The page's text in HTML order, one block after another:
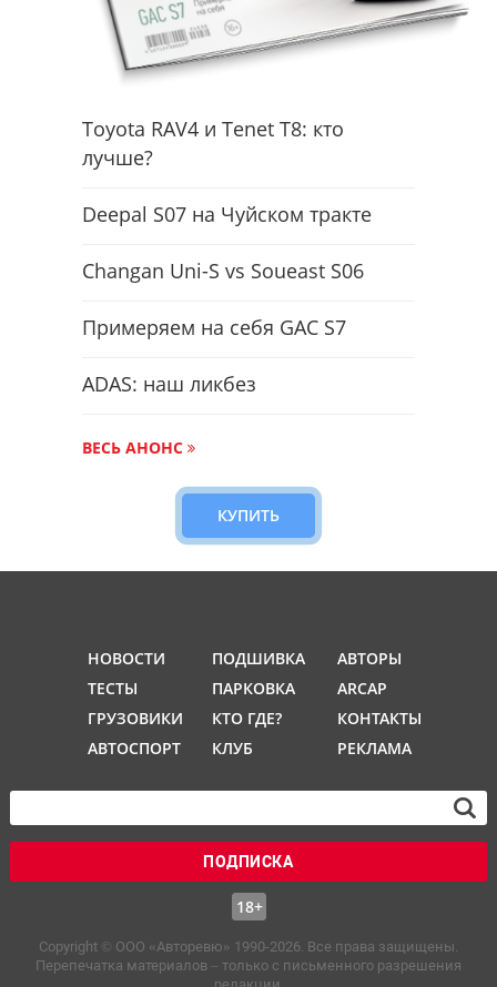
Toyota RAV4 и Tenet T8: кто
лучше?
Deepal S07 на Чуйском тракте
Changan Uni-S vs Soueast S06
Примеряем на себя GAC S7
ADAS: наш ликбез
ВЕСЬ АНОНС
КУПИТЬ
НОВОСТИ
ТЕСТЫ
ГРУЗОВИКИ
АВТОСПОРТ
ПОДШИВКА
ПАРКОВКА
КТО ГДЕ?
КЛУБ
АВТОРЫ
ARCAP
КОНТАКТЫ
РЕКЛАМА
ПОДПИСКА
18+
Copyright © OOO «Авторевю» 1990-2026. Все права защищены.
Перепечатка материалов – только с письменного разрешения